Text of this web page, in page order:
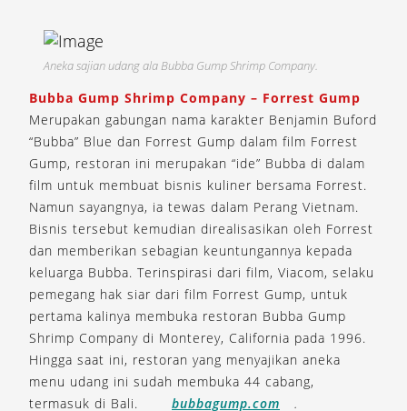
Aneka sajian udang ala Bubba Gump Shrimp Company.
Bubba Gump Shrimp Company – Forrest Gump
Merupakan gabungan nama karakter Benjamin Buford
“Bubba” Blue dan Forrest Gump dalam film Forrest
Gump, restoran ini merupakan “ide” Bubba di dalam
film untuk membuat bisnis kuliner bersama Forrest.
Namun sayangnya, ia tewas dalam Perang Vietnam.
Bisnis tersebut kemudian direalisasikan oleh Forrest
dan memberikan sebagian keuntungannya kepada
keluarga Bubba. Terinspirasi dari film, Viacom, selaku
pemegang hak siar dari film Forrest Gump, untuk
pertama kalinya membuka restoran Bubba Gump
Shrimp Company di Monterey, California pada 1996.
Hingga saat ini, restoran yang menyajikan aneka
menu udang ini sudah membuka 44 cabang,
termasuk di Bali.
bubbagump.com .